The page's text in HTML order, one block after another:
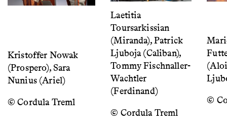
Kristoffer Nowak
(Prospero), Sara
Nunius (Ariel)
© Cordula Treml
Laetitia
Toursarkissian
(Miranda), Patrick
Ljuboja (Caliban),
Tommy Fischnaller-
Wachtler
(Ferdinand)
© Cordula Treml
©